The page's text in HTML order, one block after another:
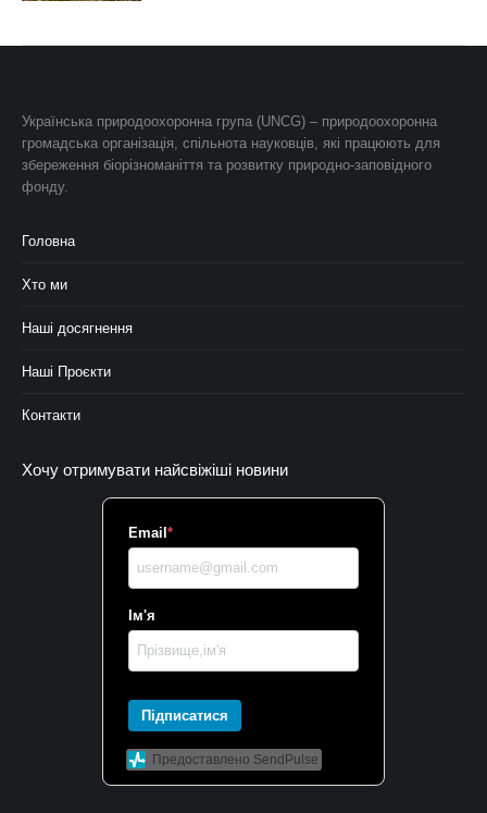
Українська природоохоронна група (UNCG) – природоохоронна
громадська організація, спільнота науковців, які працюють для
збереження біорізноманіття та розвитку природно-заповідного
фонду.
Головна
Хто ми
Наші досягнення
Наші Проєкти
Контакти
Хочу отримувати найсвіжіші новини
Email *
Ім'я
Підписатися
Предоставлено SendPulse